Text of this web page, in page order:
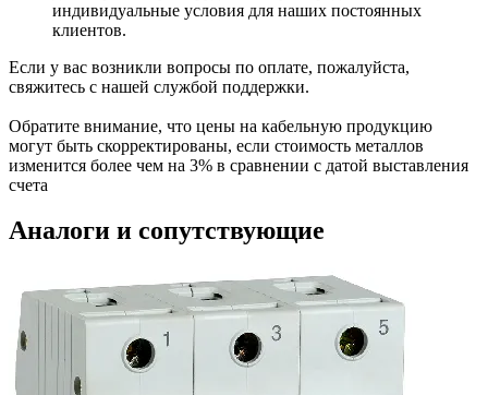
индивидуальные условия для наших постоянных
клиентов.
Если у вас возникли вопросы по оплате, пожалуйста,
свяжитесь с нашей службой поддержки.
Обратите внимание, что цены на кабельную продукцию
могут быть скорректированы, если стоимость металлов
изменится более чем на 3% в сравнении с датой выставления
счета
Аналоги и сопутствующие